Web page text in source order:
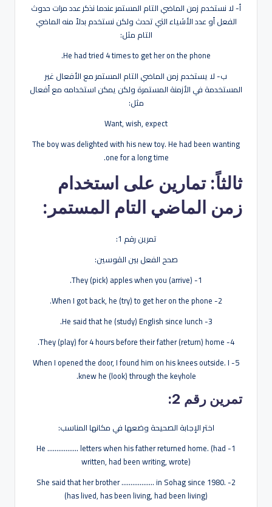
أ- لا نستخدم زمن الماضي التام المستمر عندما نذكر عدد مرات حدوث
الفعل أو عدد الأشياء التي تحدث ولكن نستخدم بدلاً منه الماضي
التام مثل:
He had tried 4 times to get her on the phone.
ب- لا يستخدم زمن الماضي التام المستمر مع الأفعال غير
المستخدمة في الأزمنة المستمرة ولكن يمكن استخدامه مع أفعال
مثل:
Want, wish, expect
The boy was delighted with his new toy. He had been wanting
one for a long time.
ثالثاً: تمارين على استخدام
زمن الماضي التام المستمر:
تمرين رقم 1:
صحح الفعل بين القوسين:
1- They (pick) apples when you (arrive).
2- When I got back, he (try) to get her on the phone.
3- He said that he (study) English since lunch.
4- They (play) for 4 hours before their father (return) home.
5- When I opened the door, I found him on his knees outside. I
knew he (look) through the keyhole.
تمرين رقم 2:
اختر الإجابة الصحيحة وضعها في مكانها المناسب:
1- He …………….. letters when his father returned home. (had
written, had been writing, wrote)
2- She said that her brother ……………… in Sohag since 1980.
(has lived, has been living, had been living)